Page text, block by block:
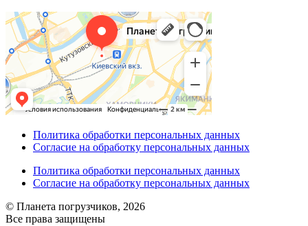
Политика обработки персональных данных
Согласие на обработку персональных данных
Политика обработки персональных данных
Согласие на обработку персональных данных
© Планета погрузчиков, 2026
Все права защищены